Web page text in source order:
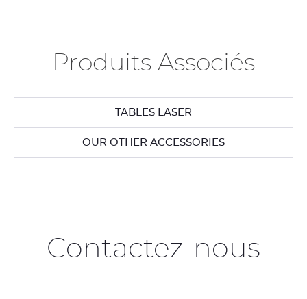
Produits Associés
TABLES LASER
OUR OTHER ACCESSORIES
Contactez-nous